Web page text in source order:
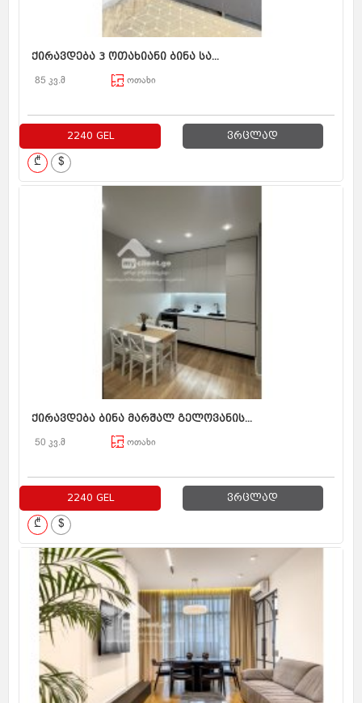
ქირავდება 3 ოთახიანი ბინა სა...
85 კვ.მ ოთახი
2240 GEL ვრცლად
₾ $
ქირავდება ბინა მარშალ გელოვანის...
50 კვ.მ ოთახი
2240 GEL ვრცლად
₾ $